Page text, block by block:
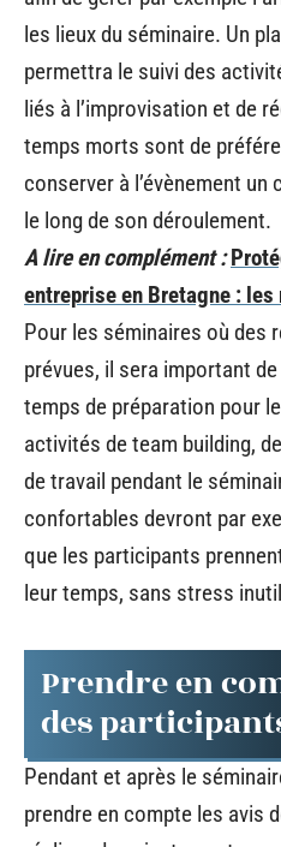
les lieux du séminaire. Un
permettra le suivi des
liés à l’improvisation et de
temps morts sont de
conserver à l’évènement
le long de son déroulement.
A lire en complément :
entreprise en Bretagne :
Pour les séminaires où des
prévues, il sera important
temps de préparation pour
activités de team building,
de travail pendant le
confortables devront par
que les participants
leur temps, sans stress
Prendre en
des
Pendant et après le
prendre en compte les avis